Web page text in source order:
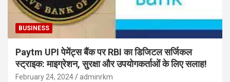
BUSINESS
Paytm UPI पेमेंट्स बैंक पर RBI का डिजिटल सर्जिकल
स्ट्राइक: माइग्रेशन, सुरक्षा और उपयोगकर्ताओं के लिए सलाह!
February 24, 2024 adminrkm